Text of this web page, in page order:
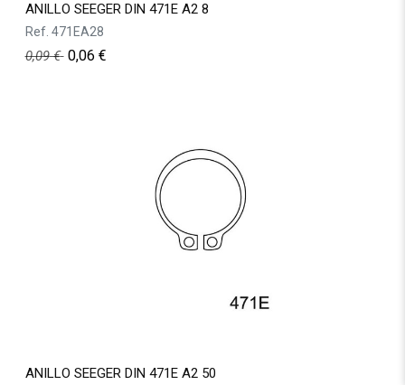
ANILLO SEEGER DIN 471E A2 8
Ref. 471EA28
0,09€ 0,06 €
ANILLO SEEGER DIN 471E A2 50